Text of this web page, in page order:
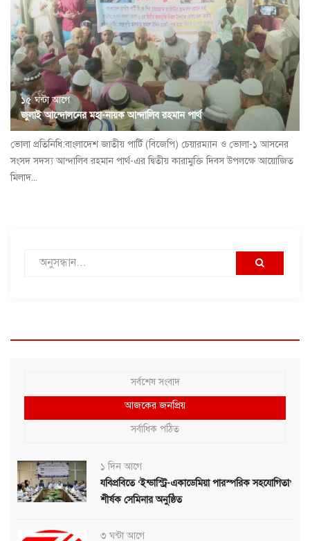
১৫ ঘন্টা আগে
জুলাই আন্দোলনের মহা-নায়ক আন্দালিব রহমান পার্থ
ভোলা প্রতিনিধি:বাংলাদেশ জাতীয় পার্টি (বিজেপি) চেয়ারম্যান ও ভোলা-১ আসনের
সংসদ সদস্য আন্দালিব রহমান পার্থ-এর দ্বিতীয় কারামুক্তি দিবস উপলক্ষে আয়োজিত
মিলাদ...
সর্বশেষ সংবাদ
আজকের জনপ্রিয়
সর্বাধিক পঠিত
১ দিন আগে
যবিপ্রবিতে ‘ইন্ডাস্ট্রি-একাডেমিয়া পারস্পরিক সহযোগিতা’
শীর্ষক সেমিনার অনুষ্ঠিত
৩ ঘন্টা আগে